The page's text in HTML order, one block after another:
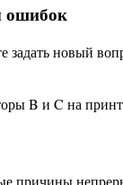
ошибок
задать новый
B и C на
причины